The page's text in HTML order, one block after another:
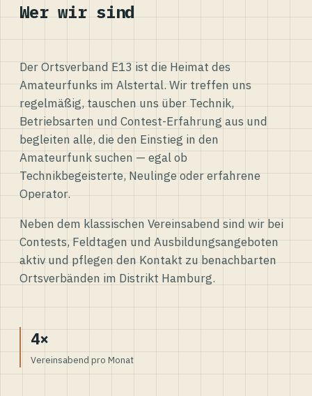
Wer wir sind
Der Ortsverband E13 ist die Heimat des
Amateurfunks im Alstertal. Wir treffen uns
regelmäßig, tauschen uns über Technik,
Betriebsarten und Contest-Erfahrung aus und
begleiten alle, die den Einstieg in den
Amateurfunk suchen — egal ob
Technikbegeisterte, Neulinge oder erfahrene
Operator.
Neben dem klassischen Vereinsabend sind wir bei
Contests, Feldtagen und Ausbildungsangeboten
aktiv und pflegen den Kontakt zu benachbarten
Ortsverbänden im Distrikt Hamburg.
4×
Vereinsabend pro Monat